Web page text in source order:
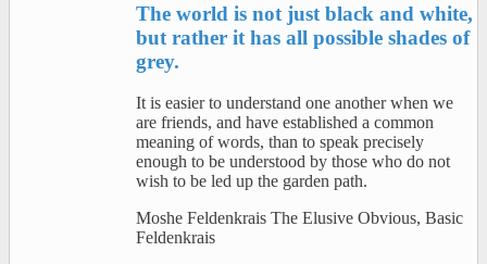
The world is not just black and white,
but rather it has all possible shades of
grey.
It is easier to understand one another when we
are friends, and have established a common
meaning of words, than to speak precisely
enough to be understood by those who do not
wish to be led up the garden path.
Moshe Feldenkrais The Elusive Obvious, Basic
Feldenkrais